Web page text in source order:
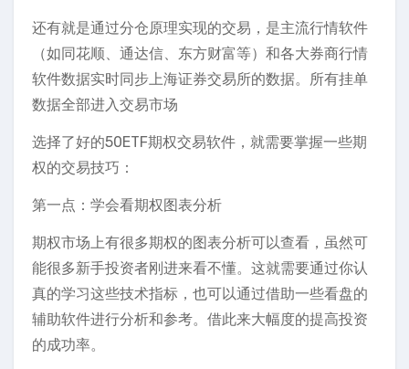
还有就是通过分仓原理实现的交易，是主流行情软件
（如同花顺、通达信、东方财富等）和各大券商行情
软件数据实时同步上海证券交易所的数据。所有挂单
数据全部进入交易市场
选择了好的50ETF期权交易软件，就需要掌握一些期
权的交易技巧：
第一点：学会看期权图表分析
期权市场上有很多期权的图表分析可以查看，虽然可
能很多新手投资者刚进来看不懂。这就需要通过你认
真的学习这些技术指标，也可以通过借助一些看盘的
辅助软件进行分析和参考。借此来大幅度的提高投资
的成功率。